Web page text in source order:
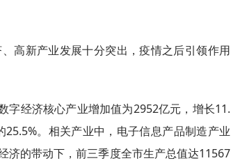
高新产业发展十分突出，疫情之后引领作用
字经济核心产业增加值为2952亿元，增长11.
。相关产业中，电子信息产品制造产业
济的带动下，前三季度全市生产总值达11567